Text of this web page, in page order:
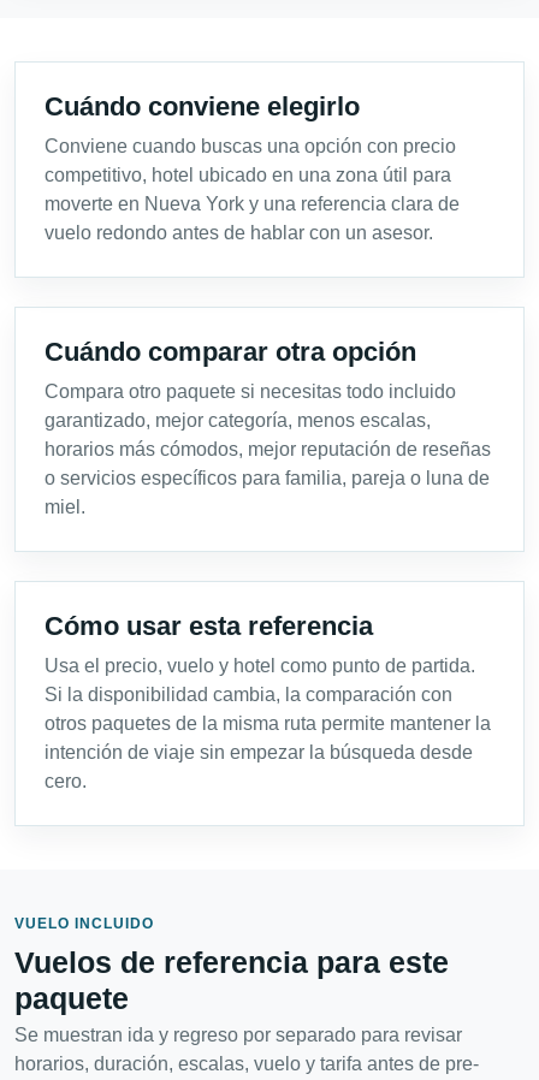
Cuándo conviene elegirlo
Conviene cuando buscas una opción con precio
competitivo, hotel ubicado en una zona útil para
moverte en Nueva York y una referencia clara de
vuelo redondo antes de hablar con un asesor.
Cuándo comparar otra opción
Compara otro paquete si necesitas todo incluido
garantizado, mejor categoría, menos escalas,
horarios más cómodos, mejor reputación de reseñas
o servicios específicos para familia, pareja o luna de
miel.
Cómo usar esta referencia
Usa el precio, vuelo y hotel como punto de partida.
Si la disponibilidad cambia, la comparación con
otros paquetes de la misma ruta permite mantener la
intención de viaje sin empezar la búsqueda desde
cero.
VUELO INCLUIDO
Vuelos de referencia para este
paquete
Se muestran ida y regreso por separado para revisar
horarios, duración, escalas, vuelo y tarifa antes de pre-